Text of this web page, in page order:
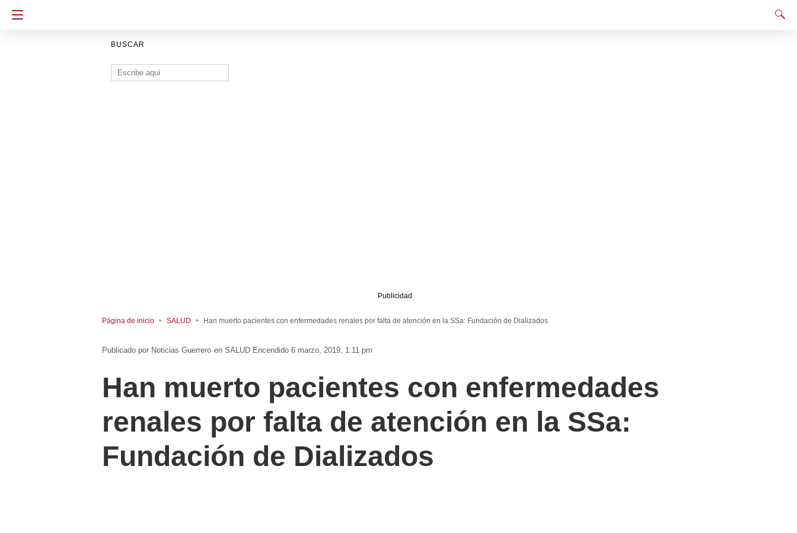
BUSCAR
Buscar:
Publicidad
Página de inicio SALUD Han muerto pacientes con enfermedades renales por falta de atención en la SSa: Fundación de Dializados
Noticias Guerrero en SALUD Encendido 6 marzo, 2019, 1:11 pm
Han muerto pacientes con enfermedades
renales por falta de atención en la SSa:
Fundación de Dializados